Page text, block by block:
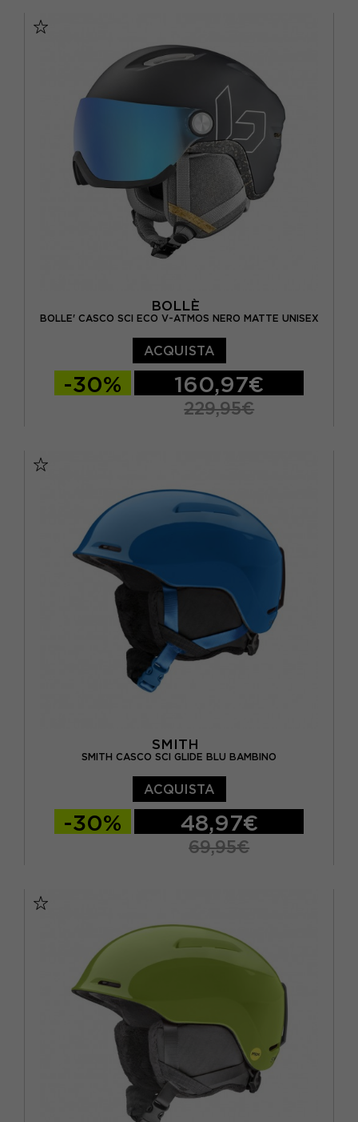
BOLLÈ
BOLLE' CASCO SCI ECO V-ATMOS NERO MATTE UNISEX
ACQUISTA
-30% 160,97€
229,95€
SMITH
SMITH CASCO SCI GLIDE BLU BAMBINO
ACQUISTA
-30% 48,97€
69,95€